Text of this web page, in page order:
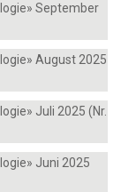
September
August 2025
Juli 2025 (Nr.
Juni 2025